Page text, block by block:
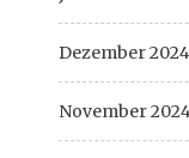
Dezember 2024
November